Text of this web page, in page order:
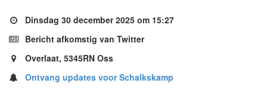
Dinsdag 30 december 2025 om 15:27
Bericht afkomstig van Twitter
Overlaat, 5345RN Oss
Ontvang updates voor Schalkskamp